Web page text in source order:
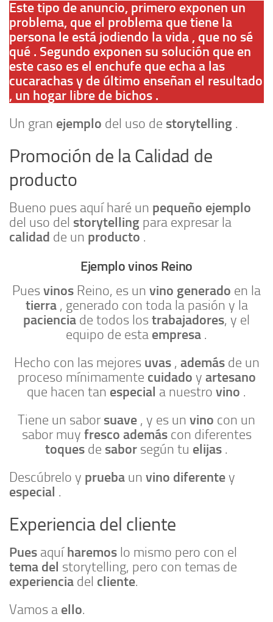
Este tipo de anuncio, primero exponen un
problema, que el problema que tiene la
persona le está jodiendo la vida , que no sé
qué . Segundo exponen su solución que en
este caso es el enchufe que echa a las
cucarachas y de último enseñan el resultado
, un hogar libre de bichos .
Un gran ejemplo del uso de storytelling .
Promoción de la Calidad de
producto
Bueno pues aquí haré un pequeño ejemplo
del uso del storytelling para expresar la
calidad de un producto .
Ejemplo vinos Reino
Puesvinos Reino, es un vino generado en la
tierra, generado con toda la pasión y la
paciencia de todos lostrabajadores, y el
equipo de esta empresa .
Hecho con las mejores uvas, ademásde un
proceso mínimamente cuidado y artesano
que hacen tan especial a nuestro vino .
Tiene un sabor suave , y es un vino con un
sabor muy fresco ademáscon diferentes
toques de sabor según tu elijas .
Descúbrelo y prueba un vino diferentey
especial .
Experiencia del cliente
Pues aquíharemos lo mismo pero con el
tema del storytelling, pero con temas de
experiencia del cliente.
Vamos a ello.